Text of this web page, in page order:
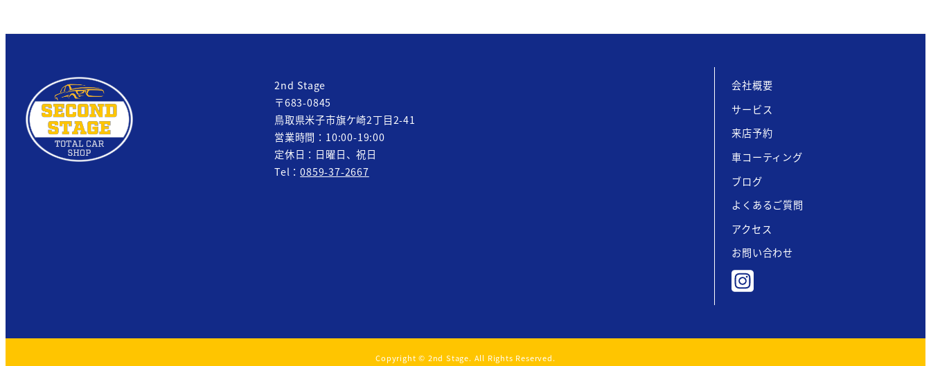
2nd Stage
〒683-0845
鳥取県米子市旗ケ崎2丁目2-41
営業時間：10:00-19:00
定休日：日曜日、祝日
Tel：0859-37-2667
会社概要
サービス
来店予約
車コーティング
ブログ
よくあるご質問
アクセス
お問い合わせ
Copyright © 2nd Stage. All Rights Reserved.